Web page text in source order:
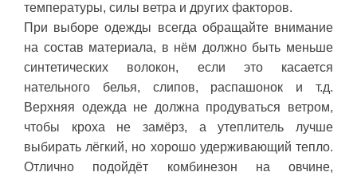
температуры, силы ветра и других факторов.
При выборе одежды всегда обращайте внимание
на состав материала, в нём должно быть меньше
синтетических волокон, если это касается
нательного белья, слипов, распашонок и т.д.
Верхняя одежда не должна продуваться ветром,
чтобы кроха не замёрз, а утеплитель лучше
выбирать лёгкий, но хорошо удерживающий тепло.
Отлично подойдёт комбинезон на овчине,